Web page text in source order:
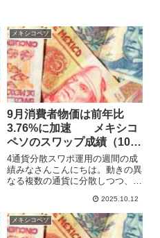
メキシコペソ
9月消費者物価は前年比
3.76%に加速 メキシコ
ペソのスワップ成績（10月
5日週）
4通貨分散スワポ運用の週間の成
績みなさんこんにちは。動きの異
なる複数の通貨に分散しつつ、ハ
プポイント運用をしています。
2024年を通してほぼ10通貨で運
用していたものをトランプ警戒で
2025.10.12
メキシコペソ